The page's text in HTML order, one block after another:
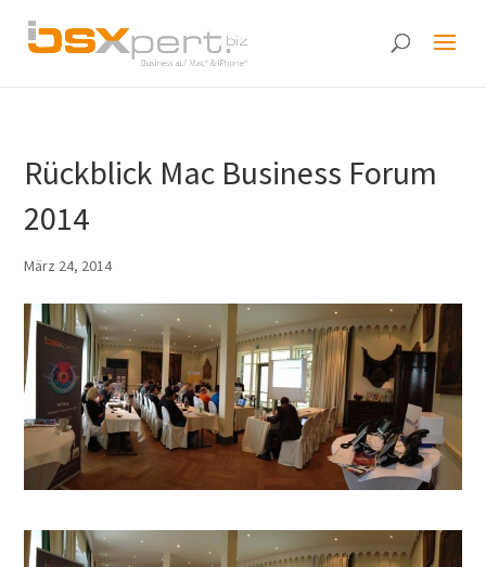
Rückblick Mac Business Forum
2014
März 24, 2014